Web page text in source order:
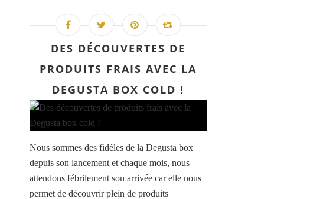
DES DÉCOUVERTES DE
PRODUITS FRAIS AVEC LA
DEGUSTA BOX COLD !
Nous sommes des fidèles de la Degusta box
depuis son lancement et chaque mois, nous
attendons fébrilement son arrivée car elle nous
permet de découvrir plein de produits